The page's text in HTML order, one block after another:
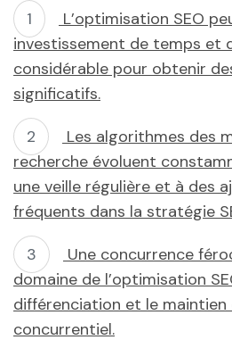
L’optimisation SEO
investissement de temps et
considérable pour obtenir
significatifs.
Les algorithmes des
recherche évoluent
une veille régulière et à des
fréquents dans la stratégie
Une concurrence
domaine de l’optimisation
différenciation et le maintien
concurrentiel.